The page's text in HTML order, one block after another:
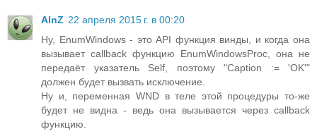
AlnZ 22 апреля 2015 г. в 00:20
Ну, EnumWindows - это API функция винды, и когда она
вызывает callback функцию EnumWindowsProc, она не
передаёт указатель Self, поэтому "Caption := 'OK'"
должен будет вызвать исключение.
Ну и, переменная WND в теле этой процедуры то-же
будет не видна - ведь она вызывается через callback
функцию.